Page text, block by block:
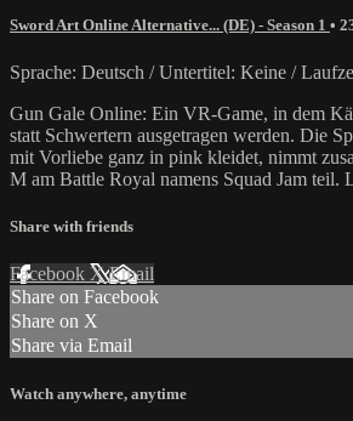
Sword Art Online Alternative... (DE) - Season 1 •
Sprache: Deutsch / Untertitel: Keine /
Gun Gale Online: Ein VR-Game, in dem
statt Schwertern ausgetragen werden. Die
mit Vorliebe ganz in pink kleidet, nimmt
M am Battle Royal namens Squad Jam teil.
Share with friends
Facebook XEmail
Share on Facebook
Share on X
Share via Email
Watch anywhere, anytime